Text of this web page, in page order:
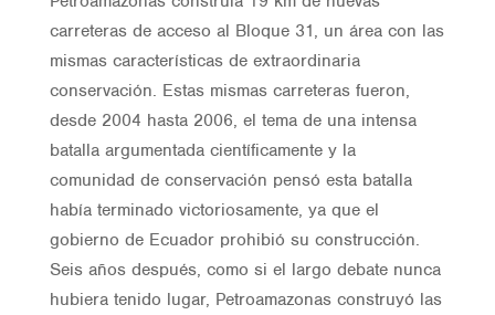
carreteras de acceso al Bloque 31, un área con las
mismas características de extraordinaria
conservación. Estas mismas carreteras fueron,
desde 2004 hasta 2006, el tema de una intensa
batalla argumentada científicamente y la
comunidad de conservación pensó esta batalla
había terminado victoriosamente, ya que el
gobierno de Ecuador prohibió su construcción.
Seis años después, como si el largo debate nunca
hubiera tenido lugar, Petroamazonas construyó las